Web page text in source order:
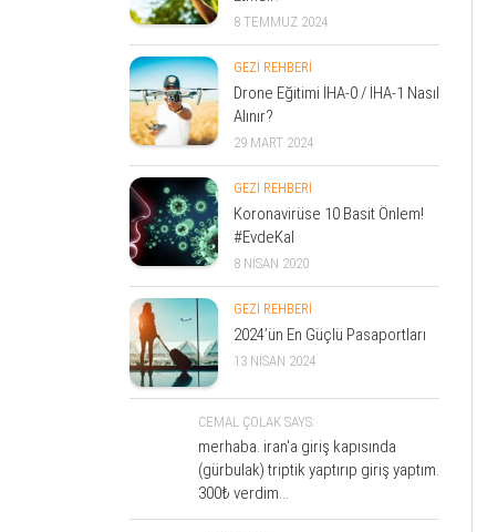
8 TEMMUZ 2024
GEZİ REHBERİ
Drone Eğitimi İHA-0 / İHA-1 Nasıl
Alınır?
29 MART 2024
GEZİ REHBERİ
Koronavirüse 10 Basit Önlem!
#EvdeKal
8 NISAN 2020
GEZİ REHBERİ
2024’ün En Güçlü Pasaportları
13 NISAN 2024
CEMAL ÇOLAK SAYS:
merhaba. iran'a giriş kapısında
(gürbulak) triptik yaptırıp giriş yaptım.
300₺ verdim...